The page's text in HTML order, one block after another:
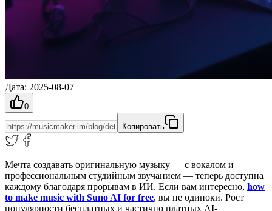
Дата: 2025-08-07
0
Копировать
Мечта создавать оригинальную музыку — с вокалом и
профессиональным студийным звучанием — теперь доступна
каждому благодаря прорывам в ИИ. Если вам интересно, how
to make music with Suno AI for free, вы не одиноки. Рост
популярности бесплатных и частично платных AI-